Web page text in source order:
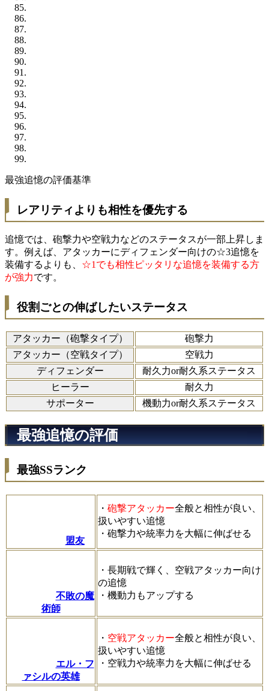
最強追憶の評価基準
レアリティよりも相性を優先する
追憶では、砲撃力や空戦力などのステータスが一部上昇しま
す。例えば、アタッカーにディフェンダー向けの☆3追憶を
装備するよりも、 ☆1でも相性ピッタリな追憶を装備する方
が強力です。
役割ごとの伸ばしたいステータス
アタッカー（砲撃タイプ）
砲撃力
アタッカー（空戦タイプ）
空戦力
ディフェンダー
耐久力or耐久系ステータス
ヒーラー
耐久力
サポーター
機動力or耐久系ステータス
最強追憶の評価
最強SSランク
盟友
・ 砲撃アタッカー全般と相性が良い、
扱いやすい追憶
・砲撃力や統率力を大幅に伸ばせる
不敗の魔
術師
・長期戦で輝く、空戦アタッカー向け
の追憶
・機動力もアップする
エル・フ
ァシルの英雄
・ 空戦アタッカー全般と相性が良い、
扱いやすい追憶
・空戦力や統率力を大幅に伸ばせる